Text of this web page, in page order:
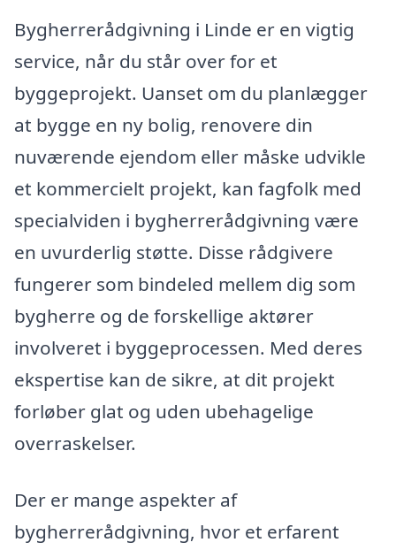
Bygherrerådgivning i Linde er en vigtig
service, når du står over for et
byggeprojekt. Uanset om du planlægger
at bygge en ny bolig, renovere din
nuværende ejendom eller måske udvikle
et kommercielt projekt, kan fagfolk med
specialviden i bygherrerådgivning være
en uvurderlig støtte. Disse rådgivere
fungerer som bindeled mellem dig som
bygherre og de forskellige aktører
involveret i byggeprocessen. Med deres
ekspertise kan de sikre, at dit projekt
forløber glat og uden ubehagelige
overraskelser.
Der er mange aspekter af
bygherrerådgivning, hvor et erfarent